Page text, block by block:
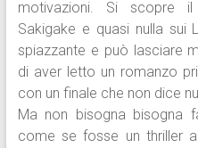
motivazioni. Si scopre il
Sakigake e quasi nulla sui
spiazzante e può lasciare
di aver letto un romanzo
con un finale che non dice
Ma non bisogna bisogna
come se fosse un thriller